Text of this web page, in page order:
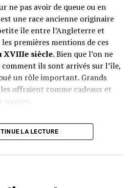
nous aider à préserver la santé
et à mieux comprendre le
tant chez les chiens que
ne pas avoir de queue ou en
une race ancienne originaire
île entre l’Angleterre et
premières mentions de ces
XVIIIe siècle. Bien que l’on ne
comment ils sont arrivés sur l’île,
un rôle important. Grands
offraient comme cadeaux et
chats des forêts
des Vikings, sont les ancêtres des
plus longues,double
et tempérament généralement
LA LECTURE